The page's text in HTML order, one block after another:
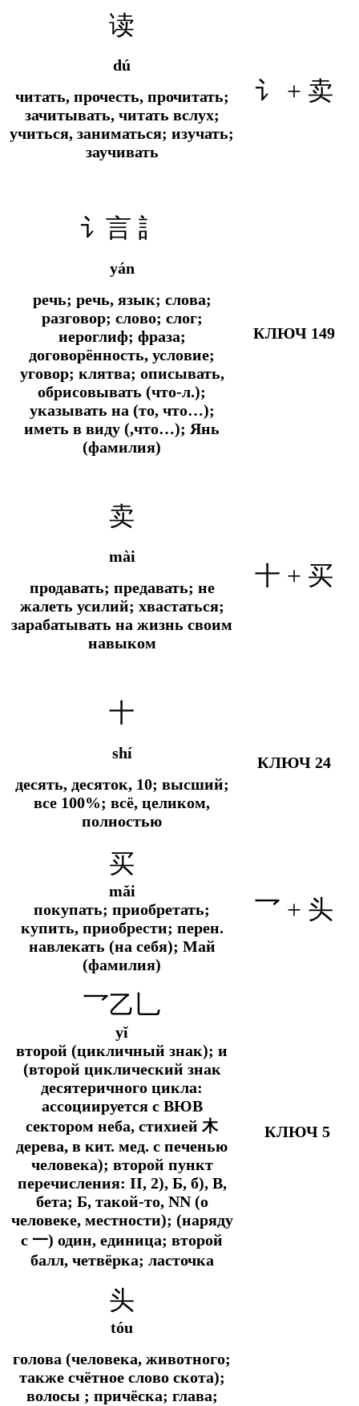
读
dú
читать, прочесть, прочитать;
зачитывать, читать вслух;
учиться, заниматься; изучать;
заучивать
讠 + 卖
讠言 訁
yán
речь; речь, язык; слова;
разговор; слово; слог;
иероглиф; фраза;
договорённость, условие;
уговор; клятва; описывать,
обрисовывать (что-л.);
указывать на (то, что…);
иметь в виду (,что…); Янь
(фамилия)
КЛЮЧ 149
卖
mài
продавать; предавать; не
жалеть усилий; хвастаться;
зарабатывать на жизнь своим
навыком
十 + 买
十
shí
десять, десяток, 10; высший;
все 100%; всё, целиком,
полностью
КЛЮЧ 24
买
mǎi
покупать; приобретать;
купить, приобрести; перен.
навлекать (на себя); Май
(фамилия)
乛 + 头
乛乙乚
yǐ
второй (цикличный знак); и
(второй циклический знак
десятеричного цикла:
ассоциируется с ВЮВ
сектором неба, стихией 木
дерева, в кит. мед. с печенью
человека); второй пункт
перечисления: II, 2), Б, б), В,
бета; Б, такой-то, NN (о
человеке, местности); (наряду
с 一) один, единица; второй
балл, четвёрка; ласточка
КЛЮЧ 5
头
tóu
голова (человека, животного;
также счётное слово скота);
волосы ; причёска; глава;